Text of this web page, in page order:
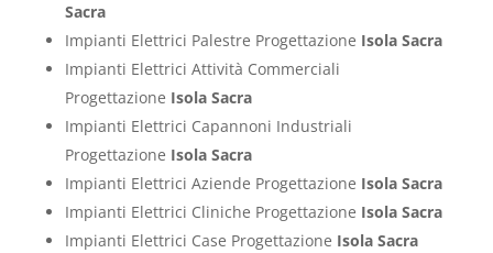
Sacra
Impianti Elettrici Palestre Progettazione Isola Sacra
Impianti Elettrici Attività Commerciali
Progettazione Isola Sacra
Impianti Elettrici Capannoni Industriali
Progettazione Isola Sacra
Impianti Elettrici Aziende Progettazione Isola Sacra
Impianti Elettrici Cliniche Progettazione Isola Sacra
Impianti Elettrici Case Progettazione Isola Sacra